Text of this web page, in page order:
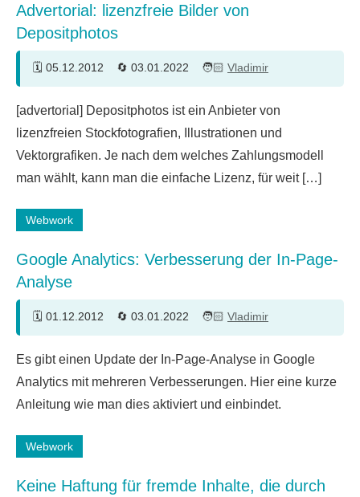
Advertorial: lizenzfreie Bilder von
Depositphotos
05.12.2012 03.01.2022 Vladimir
Kommentar
[advertorial] Depositphotos ist ein Anbieter von
lizenzfreien Stockfotografien, Illustrationen und
Vektorgrafiken. Je nach dem welches Zahlungsmodell
man wählt, kann man die einfache Lizenz, für weit […]
Webwork
Google Analytics: Verbesserung der In-Page-
Analyse
01.12.2012 03.01.2022 Vladimir
Kommentare
Es gibt einen Update der In-Page-Analyse in Google
Analytics mit mehreren Verbesserungen. Hier eine kurze
Anleitung wie man dies aktiviert und einbindet.
Webwork
Keine Haftung für fremde Inhalte, die durch